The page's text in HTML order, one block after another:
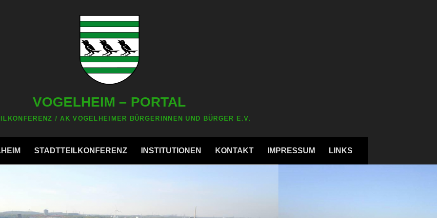
VOGELHEIM – PORTAL
/ AK VOGELHEIMER BÜRGERINNEN UND BÜRGER E.V.
STADTTEILKONFERENZ INSTITUTIONEN KONTAKT IMPRESSUM LINKS